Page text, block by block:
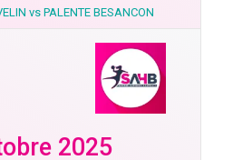
vs PALENTE BESANCON
2025